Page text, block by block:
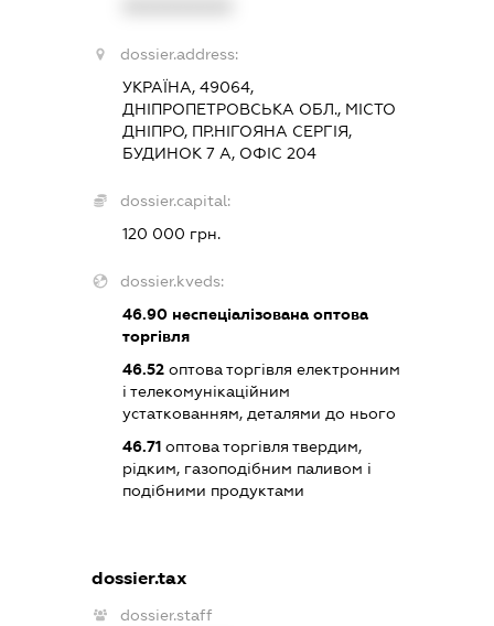
dossier.address:
УКРАЇНА, 49064,
ДНІПРОПЕТРОВСЬКА ОБЛ., МІСТО
ДНІПРО, ПР.НІГОЯНА СЕРГІЯ,
БУДИНОК 7 А, ОФІС 204
dossier.capital:
120 000 грн.
dossier.kveds:
46.90 неспеціалізована оптова
торгівля
46.52 оптова торгівля електронним
і телекомунікаційним
устаткованням, деталями до нього
46.71 оптова торгівля твердим,
рідким, газоподібним паливом і
подібними продуктами
dossier.tax
dossier.staff